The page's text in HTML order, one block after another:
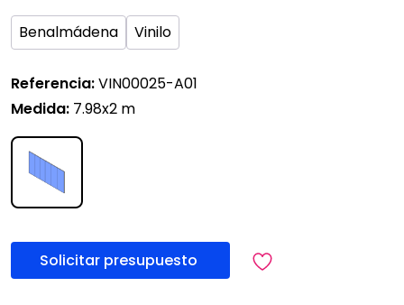
Benalmádena Vinilo
Referencia:VIN00025-A01
Medida: 7.98x2 m
Solicitar presupuesto